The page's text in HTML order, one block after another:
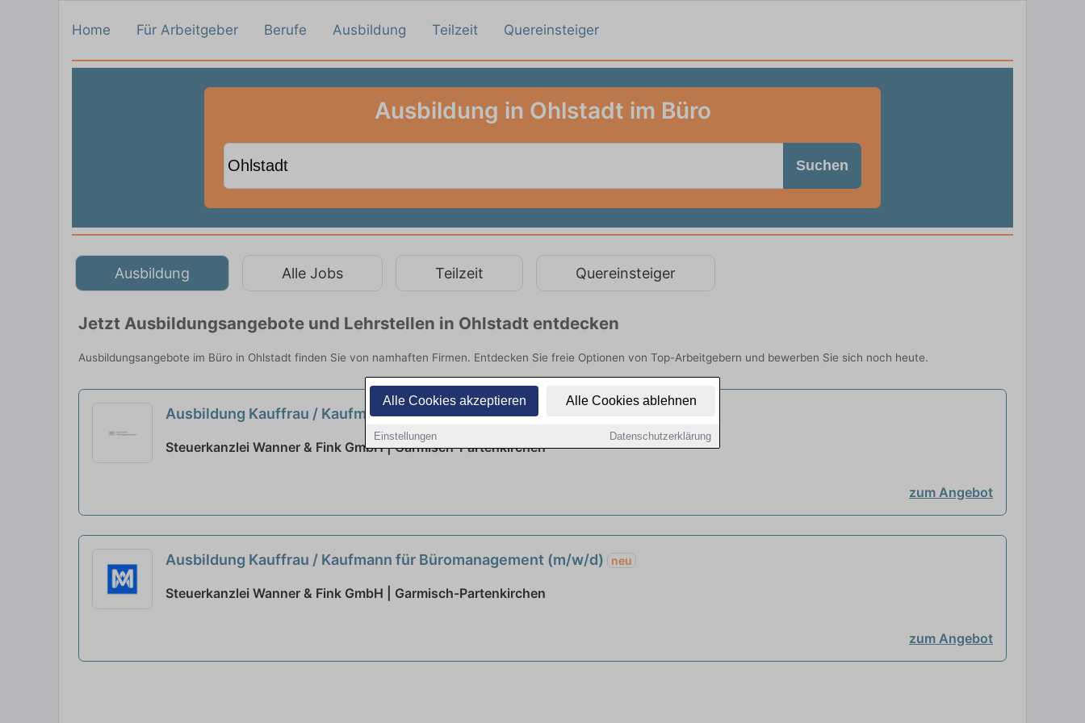
Alle Cookies akzeptieren Alle Cookies ablehnen
Einstellungen Datenschutzerklärung
Home Für Arbeitgeber Berufe Ausbildung Teilzeit Quereinsteiger
Ausbildung in Ohlstadt im Büro
Suchen
Ausbildung Alle Jobs Teilzeit Quereinsteiger
Jetzt Ausbildungsangebote und Lehrstellen in Ohlstadt entdecken
Ausbildungsangebote im Büro in Ohlstadt finden Sie von namhaften Firmen. Entdecken Sie freie Optionen von Top-Arbeitgebern und bewerben Sie sich noch heute.
Ausbildung Kauffrau / Kaufmann für Büromanagement (m/w/d)
Steuerkanzlei Wanner & Fink GmbH | Garmisch-Partenkirchen
zum Angebot
Ausbildung Kauffrau / Kaufmann für Büromanagement (m/w/d) neu
Steuerkanzlei Wanner & Fink GmbH | Garmisch-Partenkirchen
zum Angebot